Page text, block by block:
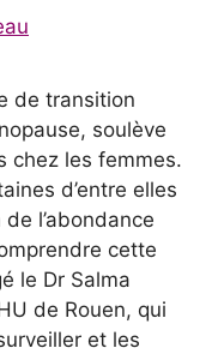
de transition
soulève
chez les femmes.
d’entre elles
l’abondance
cette
le Dr Salma
de Rouen, qui
et les